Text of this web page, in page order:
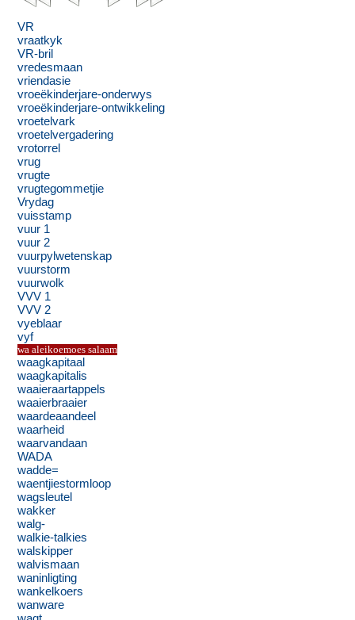
VR
vraatkyk
VR-bril
vredesmaan
vriendasie
vroeëkinderjare-onderwys
vroeëkinderjare-ontwikkeling
vroetelvark
vroetelvergadering
vrotorrel
vrug
vrugte
vrugtegommetjie
Vrydag
vuisstamp
vuur 1
vuur 2
vuurpylwetenskap
vuurstorm
vuurwolk
VVV 1
VVV 2
vyeblaar
vyf
wa aleikoemoes salaam
waagkapitaal
waagkapitalis
waaieraartappels
waaierbraaier
waardeaandeel
waarheid
waarvandaan
WADA
wadde=
waentjiestormloop
wagsleutel
wakker
walg-
walkie-talkies
walskipper
walvismaan
waninligting
wankelkoers
wanware